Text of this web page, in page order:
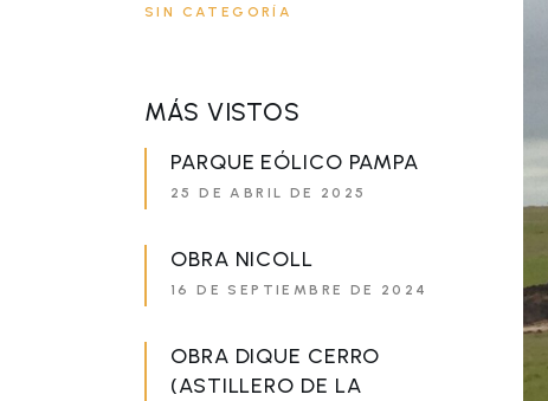
SIN CATEGORÍA
MÁS VISTOS
PARQUE EÓLICO PAMPA
25 DE ABRIL DE 2025
OBRA NICOLL
16 DE SEPTIEMBRE DE 2024
OBRA DIQUE CERRO
(ASTILLERO DE LA